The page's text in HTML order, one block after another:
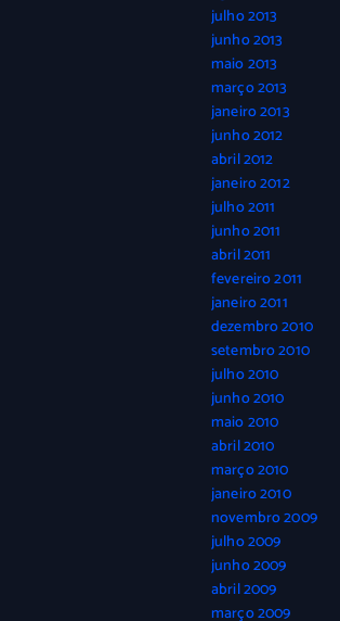
julho 2013
junho 2013
maio 2013
março 2013
janeiro 2013
junho 2012
abril 2012
janeiro 2012
julho 2011
junho 2011
abril 2011
fevereiro 2011
janeiro 2011
dezembro 2010
setembro 2010
julho 2010
junho 2010
maio 2010
abril 2010
março 2010
janeiro 2010
novembro 2009
julho 2009
junho 2009
abril 2009
março 2009